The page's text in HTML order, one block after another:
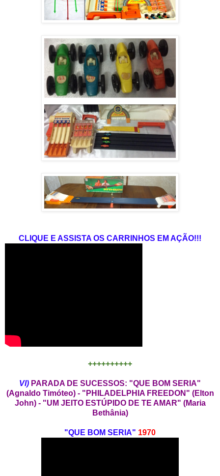
CLIQUE E ASSISTA OS CARRINHOS EM AÇÃO!!!
++++++++++
VI) PARADA DE SUCESSOS: "QUE BOM SERIA"
(Agnaldo Timóteo) - "PHILADELPHIA FREEDON" (Elton
John) - "UM JEITO ESTÚPIDO DE TE AMAR" (Maria
Bethânia)
"QUE BOM SERIA" 1970